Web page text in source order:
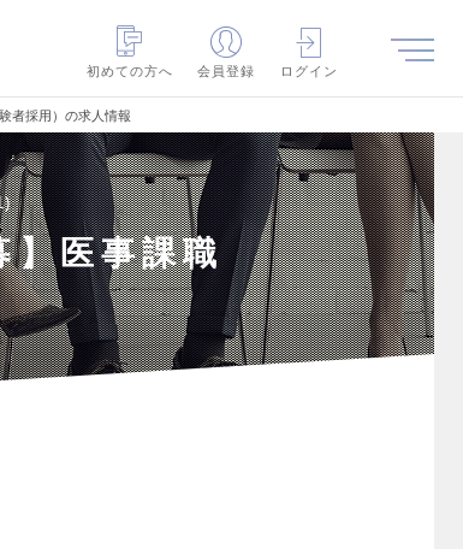
初めての方へ
会員登録 ログイン
者採用）の求人情報
】医事課職